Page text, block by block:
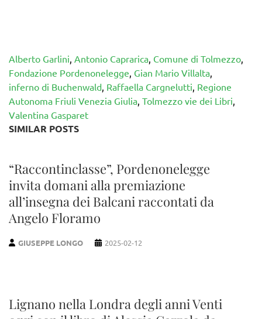
Alberto Garlini Antonio Caprarica Comune di Tolmezzo
Fondazione Pordenonelegge Gian Mario Villalta
inferno di Buchenwald Raffaella Cargnelutti Regione
Autonoma Friuli Venezia Giulia Tolmezzo vie dei Libri
Valentina Gasparet
SIMILAR POSTS
“Raccontinclasse”, Pordenonelegge
invita domani alla premiazione
all’insegna dei Balcani raccontati da
Angelo Floramo
GIUSEPPE LONGO 2025-02-12
Lignano nella Londra degli anni Venti